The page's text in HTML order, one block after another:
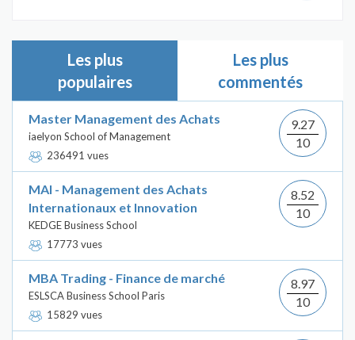
Les plus
populaires
Les plus
commentés
Master Management des Achats
iaelyon School of Management
236491 vues
9.27
10
MAI - Management des Achats
Internationaux et Innovation
KEDGE Business School
17773 vues
8.52
10
MBA Trading - Finance de marché
ESLSCA Business School Paris
15829 vues
8.97
10